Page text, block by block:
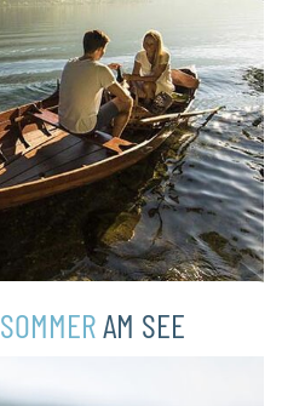
SOMMERAM SEE